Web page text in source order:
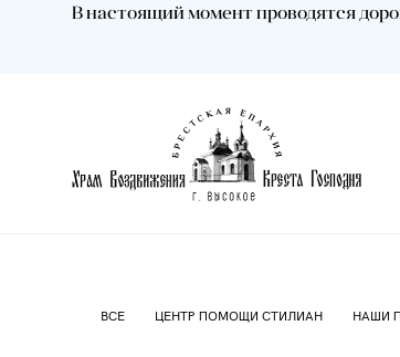
В настоящий момент проводятся
ВСЕ ЦЕНТР ПОМОЩИ СТИЛИАН НАШИ